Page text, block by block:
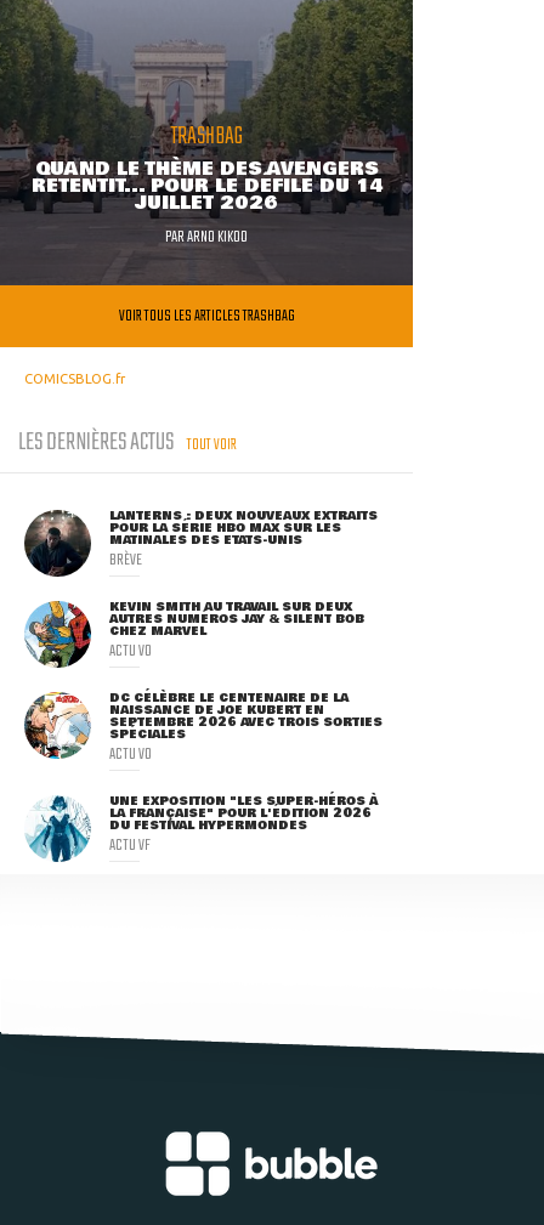
TRASHBAG
QUAND LE THÈME DES AVENGERS
RETENTIT... POUR LE DÉFILÉ DU 14
JUILLET 2026
PARARNO KIKOO
VOIR TOUS LES ARTICLES TRASHBAG
COMICSBLOG.fr
LES DERNIÈRES ACTUS TOUT VOIR
LANTERNS : DEUX NOUVEAUX EXTRAITS
POUR LA SÉRIE HBO MAX SUR LES
MATINALES DES ETATS-UNIS
BRÈVE
KEVIN SMITH AU TRAVAIL SUR DEUX
AUTRES NUMÉROS JAY & SILENT BOB
CHEZ MARVEL
ACTU VO
DC CÉLÈBRE LE CENTENAIRE DE LA
NAISSANCE DE JOE KUBERT EN
SEPTEMBRE 2026 AVEC TROIS SORTIES
SPÉCIALES
ACTU VO
UNE EXPOSITION "LES SUPER-HÉROS À
LA FRANÇAISE" POUR L'ÉDITION 2026
DU FESTIVAL HYPERMONDES
ACTU VF